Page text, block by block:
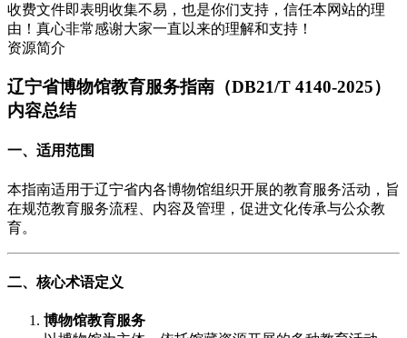
收费文件即表明收集不易，也是你们支持，信任本网站的理
由！真心非常感谢大家一直以来的理解和支持！
资源简介
辽宁省博物馆教育服务指南（DB21/T 4140-2025）
内容总结
一、适用范围
本指南适用于辽宁省内各博物馆组织开展的教育服务活动，旨
在规范教育服务流程、内容及管理，促进文化传承与公众教
育。
二、核心术语定义
博物馆教育服务